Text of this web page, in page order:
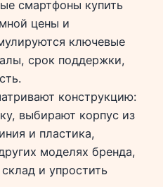
смартфоны купить
цены и
ключевые
срок поддержки,
конструкцию:
выбирают корпус из
и пластика,
моделях бренда,
и упростить